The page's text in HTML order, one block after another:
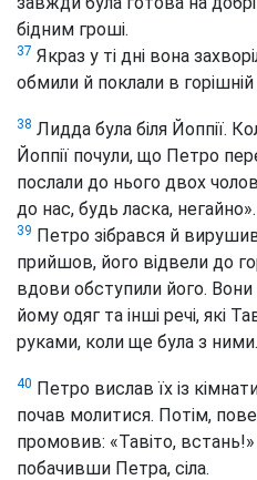
бідним гроші.
37 Якраз у ті дні вона
обмили й поклали в горішній
38 Лидда була біля Йоппії.
Йоппії почули, що Петро
послали до нього двох
до нас, будь ласка, негайно».
39 Петро зібрався й
прийшов, його відвели до
вдови обступили його. Вони
йому одяг та інші речі, які
руками, коли ще була з ними.
40 Петро вислав їх із
почав молитися. Потім,
промовив: «Тавіто,
побачивши Петра, сіла.